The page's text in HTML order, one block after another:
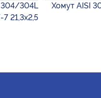
304/304L
21,3х2,5
Хомут AISI